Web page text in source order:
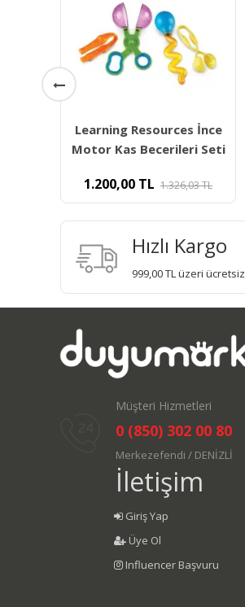
Learning Resources İnce
Motor Kas Becerileri Seti
1.200,00TL 1.326,03TL
Hızlı Kargo
999,00 TL üzeri ücretsiz
Müşteri Hizmetleri
0 (850) 302 00 80
Merkezefendi / DENİZLİ
İletişim
Giriş Yap
Üye Ol
Influencer Başvuru